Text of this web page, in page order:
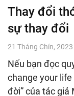
Thay đổi
sự thay đổi
21 Tháng Chín, 2023
Nếu bạn đọc
change your
đời” của tác giả